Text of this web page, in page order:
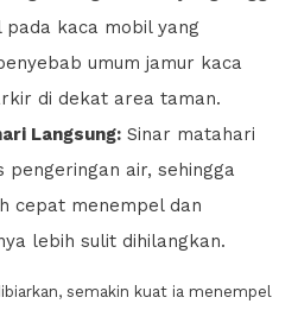
kaca mobil yang
umum jamur kaca
di dekat area taman.
Langsung: Sinar matahari
air, sehingga
cepat menempel dan
lebih sulit dihilangkan.
semakin kuat ia menempel